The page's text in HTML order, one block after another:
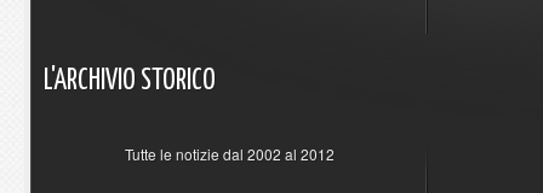
L'ARCHIVIO STORICO
Tutte le notizie dal 2002 al 2012